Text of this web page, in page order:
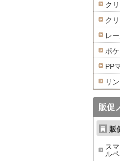
ク
ク
レ
ポ
PP
リ
販促
販
ス
ル